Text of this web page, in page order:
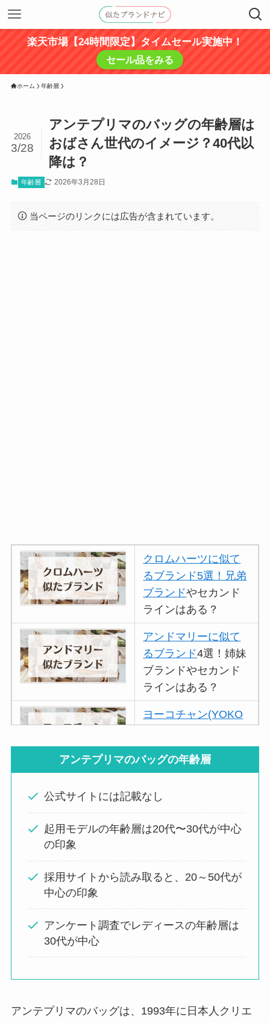
楽天市場【24時間限定】タイムセール実施中！
セール品をみる
ホーム 年齢層
アンテプリマのバッグの年齢層は
おばさん世代のイメージ？40代以
降は？
2026
3/28
年齢層 2026年3月28日
当ページのリンクには広告が含まれています。
クロムハーツに似て
るブランド5選！兄弟
ブランドやセカンド
ラインはある？
アンドマリーに似て
るブランド4選！姉妹
ブランドやセカンド
ラインはある？
ヨーコチャン(YOKO
ンド3選！セカンドラ
インはある？
リュミエに似てるブ
同じ？どこの国でセ
る？
エシカに似てるブラ
インはある？
セルフォードに似て
はある？
アンテプリマのバッグの年齢層
公式サイトには記載なし
起用モデルの年齢層は20代〜30代が中心
の印象
採用サイトから読み取ると、20～50代が
中心の印象
アンケート調査でレディースの年齢層は
30代が中心
アンテプリマのバッグは、1993年に日本人クリエ